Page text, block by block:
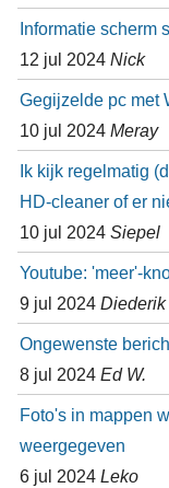
Informatie scherm
12 jul 2024 Nick
Gegijzelde pc met
10 jul 2024 Meray
Ik kijk regelmatig
HD-cleaner of er
10 jul 2024 Siepel
Youtube: 'meer'-
9 jul 2024 Diederik
Ongewenste
8 jul 2024 Ed W.
Foto's in mappen
weergegeven
6 jul 2024 Leko